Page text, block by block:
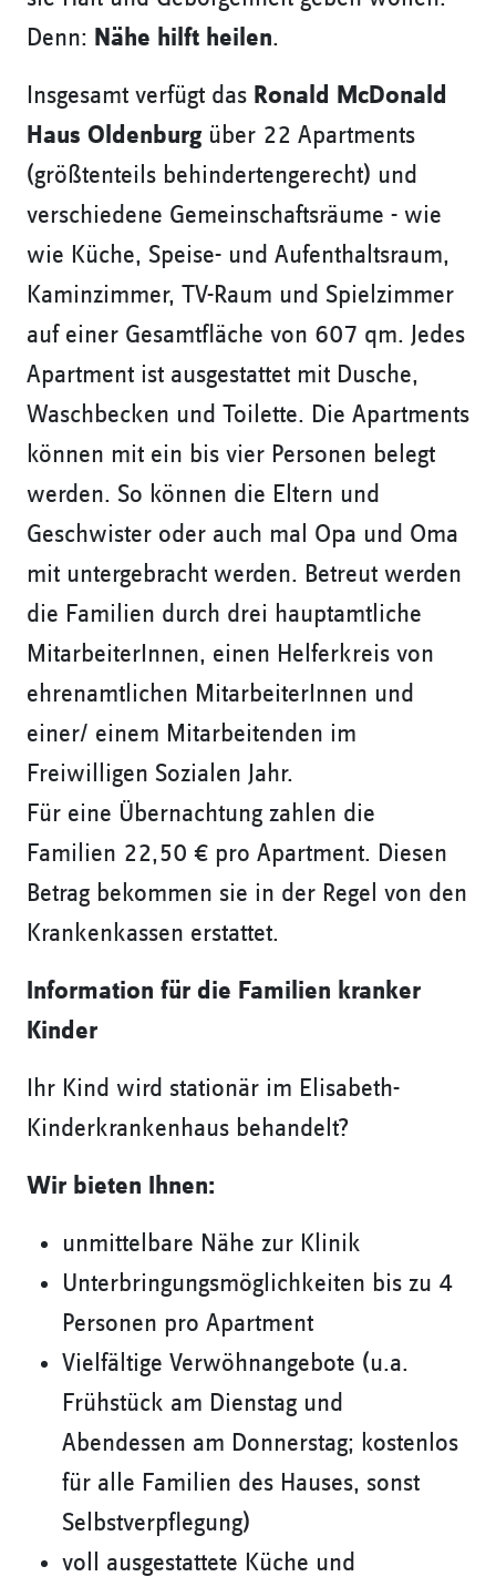
Denn: Nähe hilft heilen.
Insgesamt verfügt das Ronald McDonald
Haus Oldenburg über 22 Apartments
(größtenteils behindertengerecht) und
verschiedene Gemeinschaftsräume - wie
wie Küche, Speise- und Aufenthaltsraum,
Kaminzimmer, TV-Raum und Spielzimmer 
auf einer Gesamtfläche von 607 qm. Jedes
Apartment ist ausgestattet mit Dusche,
Waschbecken und Toilette. Die Apartments
können mit ein bis vier Personen belegt
werden. So können die Eltern und
Geschwister oder auch mal Opa und Oma
mit untergebracht werden. Betreut werden
die Familien durch drei hauptamtliche
MitarbeiterInnen, einen Helferkreis von
ehrenamtlichen MitarbeiterInnen und
einer/ einem Mitarbeitenden im
Freiwilligen Sozialen Jahr.
Für eine Übernachtung zahlen die
Familien 22,50 € pro Apartment. Diesen
Betrag bekommen sie in der Regel von den
Krankenkassen erstattet.
Information für die Familien kranker
Kinder
Ihr Kind wird stationär im Elisabeth-
Kinderkrankenhaus behandelt?
Wir bieten Ihnen:
unmittelbare Nähe zur Klinik
Unterbringungsmöglichkeiten bis zu 4
Personen pro Apartment
Vielfältige Verwöhnangebote (u.a.
Frühstück am Dienstag und
Abendessen am Donnerstag; kostenlos
für alle Familien des Hauses, sonst
Selbstverpflegung)
voll ausgestattete Küche und